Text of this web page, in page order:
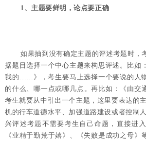
1、主题要鲜明，论点要正确
如果抽到没有确定主题的评述考题时，
据题目选择一个中心主题来构思评述。比如
我的……》，考生要马上选择一个要说的人
的什么、哪一点或哪几点。再比如：《由
考生就要从中引出一个主题，这里要表达的
机的行车道德水平、加强道路建设或者控制
兴评述考题不需要考生自己命题，直接进
《业精于勤荒于嬉》、《失败是成功之母》